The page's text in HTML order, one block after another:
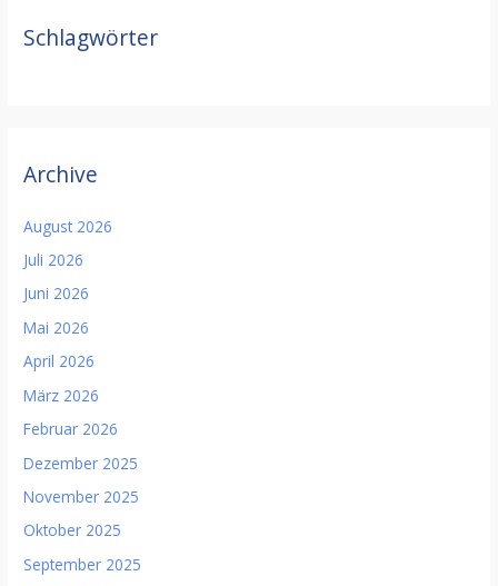
Schlagwörter
Archive
August 2026
Juli 2026
Juni 2026
Mai 2026
April 2026
März 2026
Februar 2026
Dezember 2025
November 2025
Oktober 2025
September 2025